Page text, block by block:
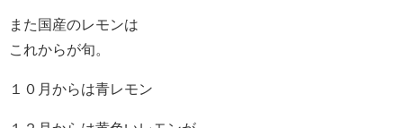
また国産のレモンは
これからが旬。
１０月からは青レモン